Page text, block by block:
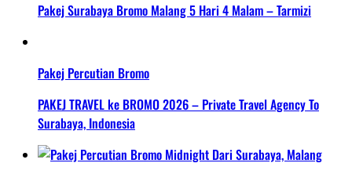
Pakej Surabaya Bromo Malang 5 Hari 4 Malam – Tarmizi
Pakej Percutian Bromo
PAKEJ TRAVEL ke BROMO 2026 – Private Travel Agency To
Surabaya, Indonesia